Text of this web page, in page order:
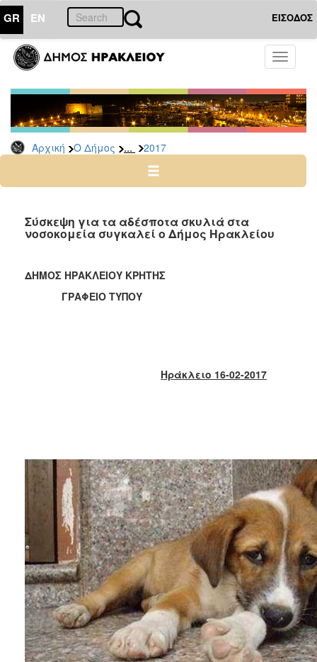
GR EN ΕΙΣΟΔΟΣ
Toggle
Αρχική Ο Δήμος ... 2017
ΔΗΜΟΣ
Δελτία
Τύπου
Αρχείο
2026
2024
2022
2020
2019
2010
2006
ΤΟΠΟΣ
ΠΟΛΙΤΙΣΜΟΣ
ΑΝΘΕΚΤΙΚΗ
ΠΟΛΗ
Σύσκεψη για τα αδέσποτα σκυλιά στα
νοσοκομεία συγκαλεί ο Δήμος Ηρακλείου
ΔΗΜΟΣ ΗΡΑΚΛΕΙΟΥ ΚΡΗΤΗΣ
ΓΡΑΦΕΙΟ ΤΥΠΟΥ
Ηράκλειο 16-02-2017